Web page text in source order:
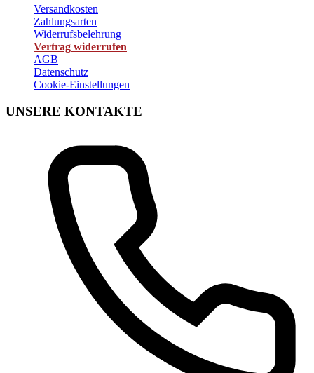
Versandkosten
Zahlungsarten
Widerrufsbelehrung
Vertrag widerrufen
AGB
Datenschutz
Cookie-Einstellungen
UNSERE KONTAKTE